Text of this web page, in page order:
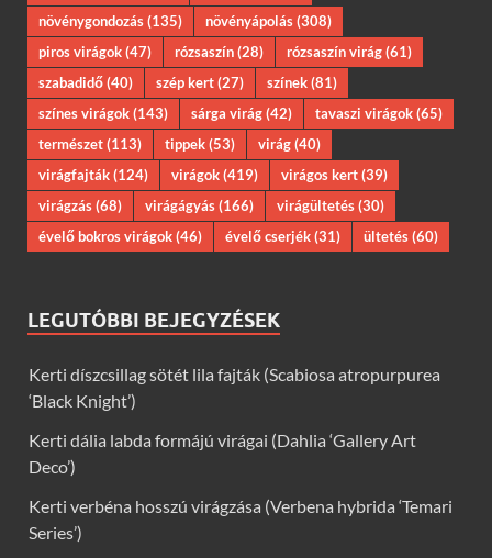
növénygondozás(135) növényápolás(308)
piros virágok(47) rózsaszín(28) rózsaszín virág(61)
szabadidő(40) szép kert(27) színek(81)
színes virágok(143) sárga virág(42) tavaszi virágok(65)
természet(113) tippek(53) virág(40)
virágfajták(124) virágok(419) virágos kert(39)
virágzás(68) virágágyás(166) virágültetés(30)
évelő bokros virágok(46) évelő cserjék(31) ültetés(60)
LEGUTÓBBI BEJEGYZÉSEK
Kerti díszcsillag sötét lila fajták (Scabiosa atropurpurea
‘Black Knight’)
Kerti dália labda formájú virágai (Dahlia ‘Gallery Art
Deco’)
Kerti verbéna hosszú virágzása (Verbena hybrida ‘Temari
Series’)